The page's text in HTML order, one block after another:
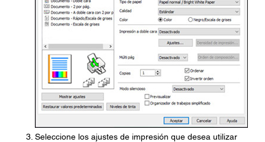
Seleccione los ajustes de impresión que desea utilizar